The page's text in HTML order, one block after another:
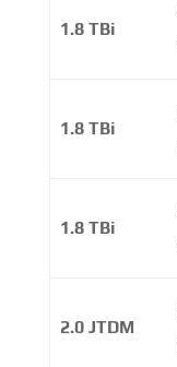
1.8 TBi
1.8 TBi
1.8 TBi
2.0 JTDM